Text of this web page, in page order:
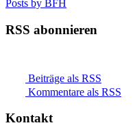
Posts by BFH
RSS abonnieren
Beiträge als RSS
Kommentare als RSS
Kontakt